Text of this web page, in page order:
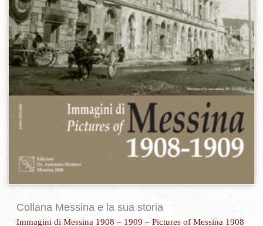
Collana Messina e la sua storia
Immagini di Messina 1908 – 1909 – Pictures of Messina 1908